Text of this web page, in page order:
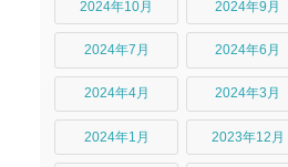
2024年10月 2024年9月
2024年7月 2024年6月
2024年4月 2024年3月
2024年1月 2023年12月